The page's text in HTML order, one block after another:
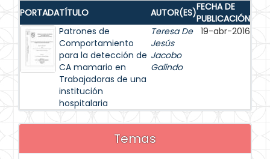
PORTADATÍTULO AUTOR(ES)FECHA DE
PUBLICACIÓN
Patrones de
Comportamiento
para la detección de
CA mamario en
Trabajadoras de una
institución
hospitalaria
Teresa De
Jesús
Jacobo
Galindo
19-abr-2016
Temas